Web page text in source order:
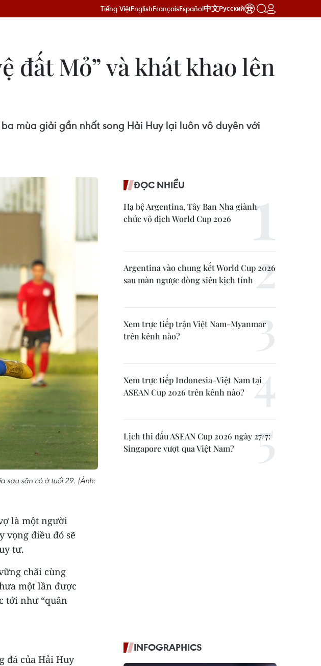
Tiếng ViệtEnglishFrançaisEspañol中文Русский
đất Mỏ” và khát khao lên
mùa giải gần nhất song Hải Huy lại luôn vô duyên với
sau sân cỏ ở tuổi 29. (Ảnh:
là một người
vọng điều đó sẽ
tư.
chãi cùng
một lần được
tới như “quân
đá của Hải Huy
ĐỌC NHIỀU
Hạ bệ Argentina, Tây Ban Nha giành
chức vô địch World Cup 2026
Argentina vào chung kết World Cup 2026
sau màn ngược dòng siêu kịch tính
Xem trực tiếp trận Việt Nam-Myanmar
trên kênh nào?
Xem trực tiếp Indonesia-Việt Nam tại
ASEAN Cup 2026 trên kênh nào?
Lịch thi đấu ASEAN Cup 2026 ngày 27/7:
Singapore vượt qua Việt Nam?
INFOGRAPHICS